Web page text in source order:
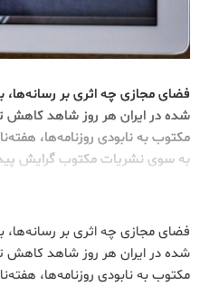
فضای مجازی چه اثری بر
شده در ایران هر روز شاهد کاهش
مکتوب به نابودی روزنامه‌ها،
به سوی نشریات مکتوب گرایش
فضای مجازی چه اثری بر
شده در ایران هر روز شاهد کاهش
مکتوب به نابودی روزنامه‌ها،